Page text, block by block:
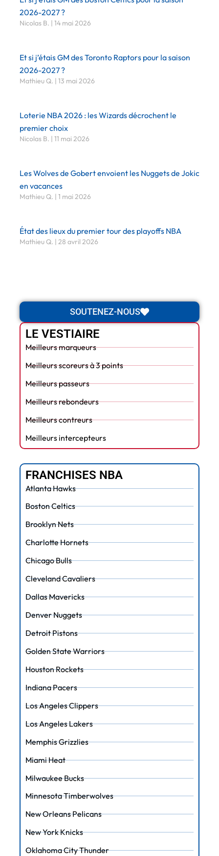
2026-2027 ?
Nicolas B. 14 mai 2026
Et si j’étais GM des Toronto Raptors pour la saison
2026-2027 ?
Mathieu Q. 13 mai 2026
Loterie NBA 2026 : les Wizards décrochent le
premier choix
Nicolas B. 11 mai 2026
Les Wolves de Gobert envoient les Nuggets de Jokic
en vacances
Mathieu Q. 1 mai 2026
État des lieux du premier tour des playoffs NBA
Mathieu Q. 28 avril 2026
SOUTENEZ-NOUS
LE VESTIAIRE
Meilleurs marqueurs
Meilleurs scoreurs à 3 points
Meilleurs passeurs
Meilleurs rebondeurs
Meilleurs contreurs
Meilleurs intercepteurs
FRANCHISES NBA
Atlanta Hawks
Boston Celtics
Brooklyn Nets
Charlotte Hornets
Chicago Bulls
Cleveland Cavaliers
Dallas Mavericks
Denver Nuggets
Detroit Pistons
Golden State Warriors
Houston Rockets
Indiana Pacers
Los Angeles Clippers
Los Angeles Lakers
Memphis Grizzlies
Miami Heat
Milwaukee Bucks
Minnesota Timberwolves
New Orleans Pelicans
New York Knicks
Oklahoma City Thunder